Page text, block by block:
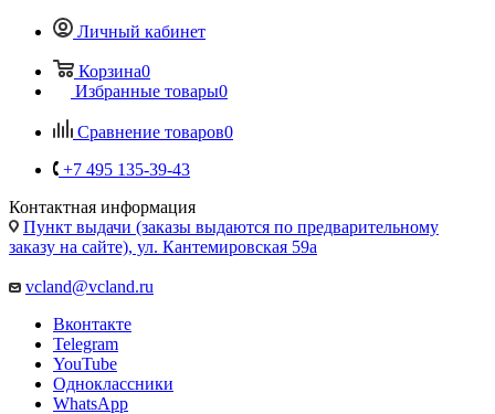
Личный кабинет
Корзина0
Избранные товары0
Сравнение товаров0
+7 495 135-39-43
Контактная информация
Пункт выдачи (заказы выдаются по предварительному
заказу на сайте), ул. Кантемировская 59а
vcland@vcland.ru
Вконтакте
Telegram
YouTube
Одноклассники
WhatsApp